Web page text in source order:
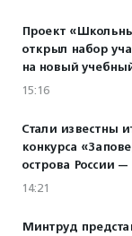
Проект
открыл набор
на новый
15:16
Стали известны
конкурса
острова России —
14:21
Минтруд